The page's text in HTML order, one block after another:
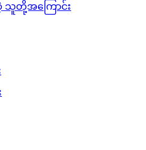
သူတို့အကြောင်း